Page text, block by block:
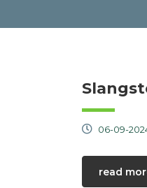
06-09-
read